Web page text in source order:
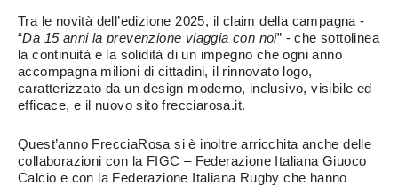
Tra le novità dell’edizione 2025, il claim della campagna -
“Da 15 anni la prevenzione viaggia con noi” - che sottolinea
la continuità e la solidità di un impegno che ogni anno
accompagna milioni di cittadini, il rinnovato logo,
caratterizzato da un design moderno, inclusivo, visibile ed
efficace, e il nuovo sito frecciarosa.it.
Quest’anno FrecciaRosa si è inoltre arricchita anche delle
collaborazioni con la FIGC – Federazione Italiana Giuoco
Calcio e con la Federazione Italiana Rugby che hanno